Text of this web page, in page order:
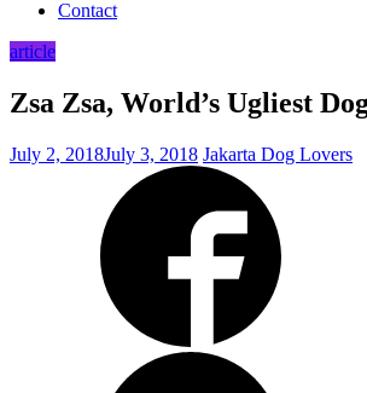
Contact
article
Zsa Zsa, World’s Ugliest
July 2, 2018July 3, 2018 Jakarta Dog Lovers